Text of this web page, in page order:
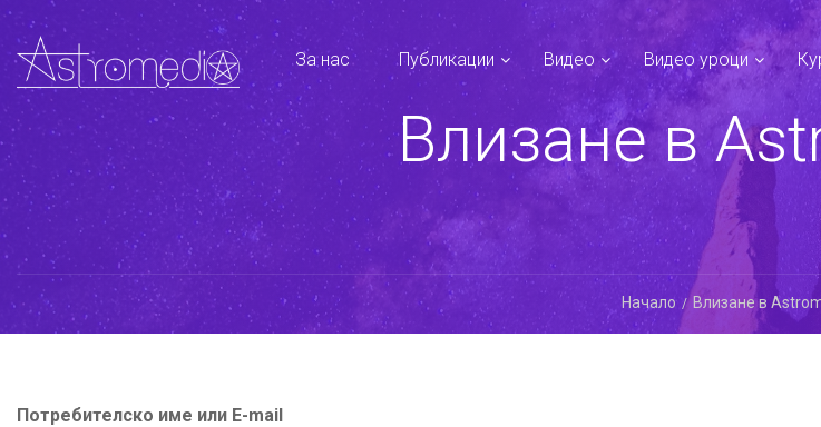
За нас Публикации Видео Видео уроци
Влизане в
Начало Влизане в
Потребителско име или E-mail